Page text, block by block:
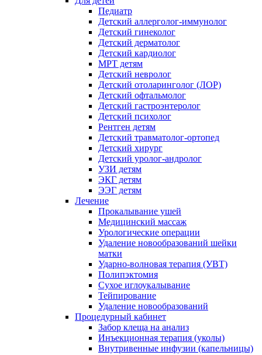
Педиатр
Детский аллерголог-иммунолог
Детский гинеколог
Детский дерматолог
Детский кардиолог
МРТ детям
Детский невролог
Детский отоларинголог (ЛОР)
Детский офтальмолог
Детский гастроэнтеролог
Детский психолог
Рентген детям
Детский травматолог-ортопед
Детский хирург
Детский уролог-андролог
УЗИ детям
ЭКГ детям
ЭЭГ детям
Лечение
Прокалывание ушей
Медицинский массаж
Урологические операции
Удаление новообразований шейки
матки
Ударно-волновая терапия (УВТ)
Полипэктомия
Сухое иглоукалывание
Тейпирование
Удаление новообразований
Процедурный кабинет
Забор клеща на анализ
Инъекционная терапия (уколы)
Внутривенные инфузии (капельницы)